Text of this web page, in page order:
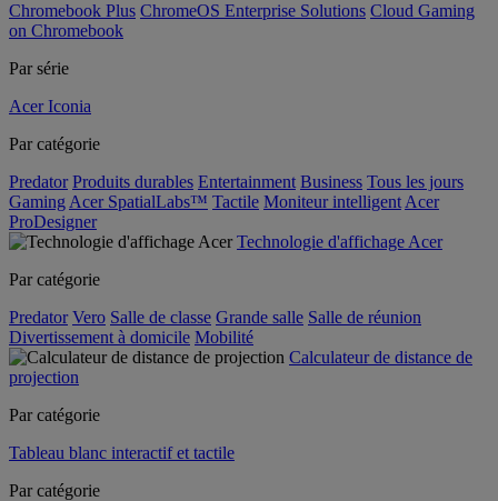
Chromebook Plus ChromeOS Enterprise Solutions Cloud Gaming
on Chromebook
Par série
Acer Iconia
Par catégorie
Predator Produits durables Entertainment Business Tous les jours
Gaming Acer SpatialLabs™ Tactile Moniteur intelligent Acer
ProDesigner
Technologie d'affichage Acer
Par catégorie
Predator Vero Salle de classe Grande salle Salle de réunion
Divertissement à domicile Mobilité
Calculateur de distance de
projection
Par catégorie
Tableau blanc interactif et tactile
Par catégorie